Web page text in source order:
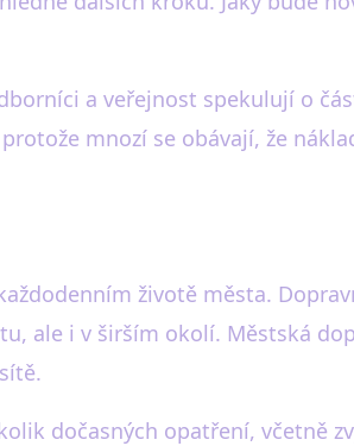
a veřejnost spekulují o
mnozí se obávají, že
životě města.
ale i v širším okolí. Městská
dočasných opatření, včetně